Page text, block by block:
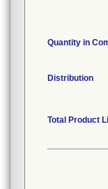
Quantity in
Distribution
Total Product